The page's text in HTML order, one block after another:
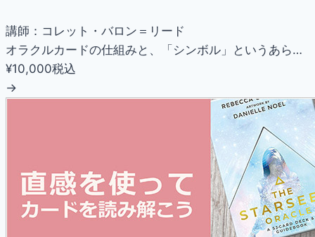
講師：コレット・バロン＝リード
オラクルカードの仕組みと、「シンボル」というあら…
¥10,000税込
→